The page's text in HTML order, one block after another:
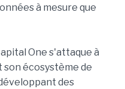
à mesure que
One s'attaque à
écosystème de
des